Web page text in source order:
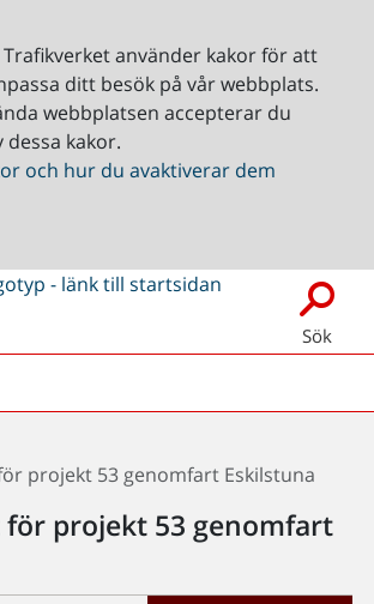
använder kakor för att
ditt besök på vår webbplats.
webbplatsen accepterar du
kakor.
och hur du avaktiverar dem
Sök
projekt 53 genomfart Eskilstuna
projekt 53 genomfart